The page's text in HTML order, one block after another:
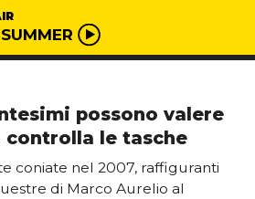
possono valere
controlla le tasche
coniate nel 2007, raffiguranti
di Marco Aurelio al